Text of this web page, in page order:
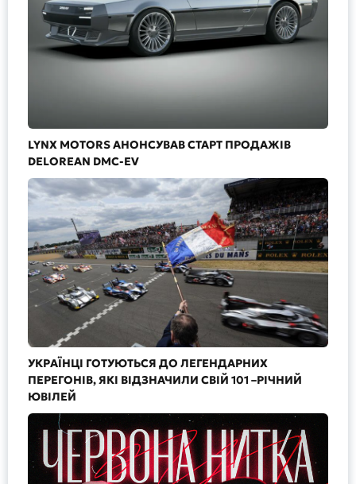
LYNX MOTORS АНОНСУВАВ СТАРТ ПРОДАЖІВ
DELOREAN DMC-EV
УКРАЇНЦІ ГОТУЮТЬСЯ ДО ЛЕГЕНДАРНИХ
ПЕРЕГОНІВ, ЯКІ ВІДЗНАЧИЛИ СВІЙ 101 –РІЧНИЙ
ЮВІЛЕЙ